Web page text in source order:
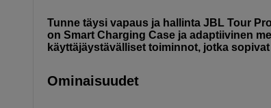
Tunne täysi vapaus ja hallinta JBL Tour
on Smart Charging Case ja adaptiivinen
käyttäjäystävälliset toiminnot, jotka
Ominaisuudet